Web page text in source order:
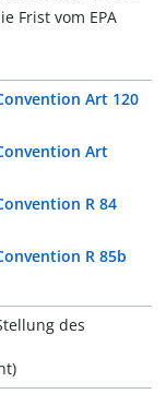
Frist vom EPA
Art 120
Art
R 84
R 85b
des